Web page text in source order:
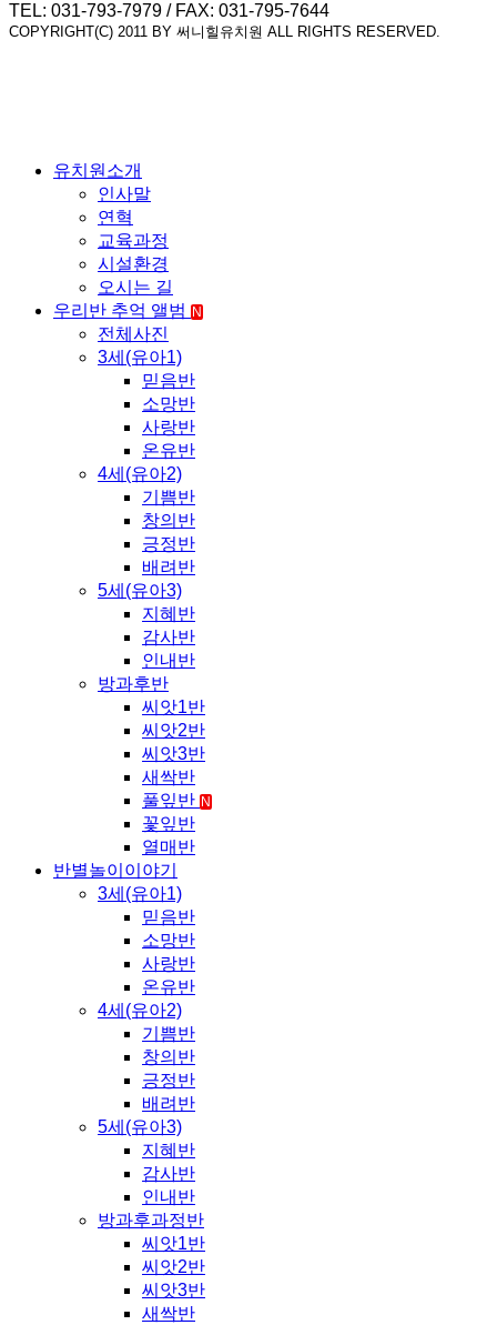
TEL: 031-793-7979 / FAX: 031-795-7644
COPYRIGHT(C) 2011 BY 써니힐유치원 ALL RIGHTS RESERVED.
유치원소개
인사말
연혁
교육과정
시설환경
오시는 길
우리반 추억 앨범
N
전체사진
3세(유아1)
믿음반
소망반
사랑반
온유반
4세(유아2)
기쁨반
창의반
긍정반
배려반
5세(유아3)
지혜반
감사반
인내반
방과후반
씨앗1반
씨앗2반
씨앗3반
새싹반
풀잎반 N
꽃잎반
열매반
반별놀이이야기
3세(유아1)
믿음반
소망반
사랑반
온유반
4세(유아2)
기쁨반
창의반
긍정반
배려반
5세(유아3)
지혜반
감사반
인내반
방과후과정반
씨앗1반
씨앗2반
씨앗3반
새싹반